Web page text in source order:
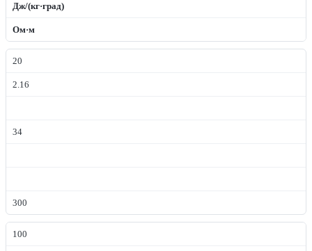
Дж/(кг·град)
Ом·м
20
2.16
34
300
100